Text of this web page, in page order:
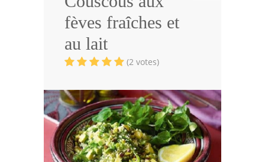
Volailles
Cuisines Orientales
Pâtisseries Orientales
Cuisine Algérienne
Cuisine Tunisienne
Cuisine Juive
fèves fraîches et
au lait
(2 votes)